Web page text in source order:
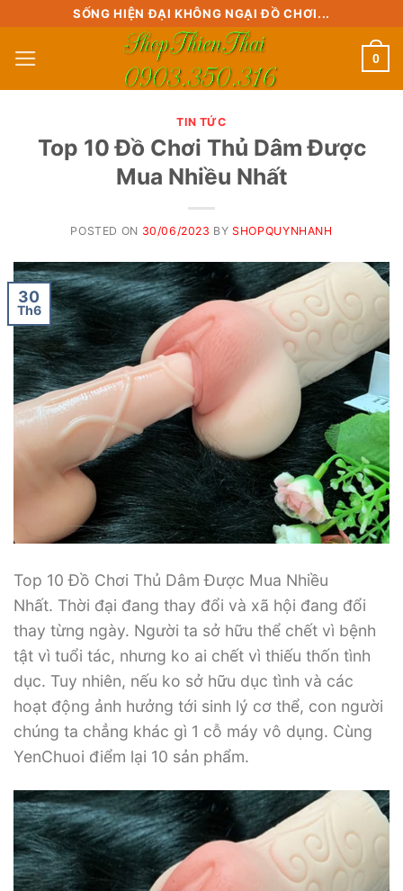
content
SỐNG HIỆN ĐẠI KHÔNG NGẠI ĐỒ CHƠI...
0
TIN TỨC
Top 10 Đồ Chơi Thủ Dâm Được
Mua Nhiều Nhất
POSTED ON 30/06/2023 BYSHOPQUYNHANH
30
Th6
Top 10 Đồ Chơi Thủ Dâm Được Mua Nhiều
Nhất. Thời đại đang thay đổi và xã hội đang đổi
thay từng ngày. Người ta sở hữu thể chết vì bệnh
tật vì tuổi tác, nhưng ko ai chết vì thiếu thốn tình
dục. Tuy nhiên, nếu ko sở hữu dục tình và các
hoạt động ảnh hưởng tới sinh lý cơ thể, con người
chúng ta chẳng khác gì 1 cỗ máy vô dụng. Cùng
YenChuoi điểm lại 10 sản phẩm.